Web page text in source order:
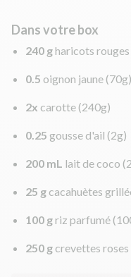
Dans votre box
240 gharicots
0.5 oignon jaune (70g)
2x carotte (240g)
0.25 gousse d'ail (2g)
200 mL lait de coco
25 g cacahuètes
100 griz parfumé
250 g crevettes roses